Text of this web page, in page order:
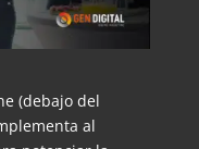
(debajo del
al